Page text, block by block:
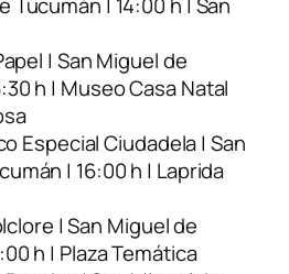
| San Miguel de
h | Museo Casa Natal
Especial Ciudadela | San
| 16:00 h | Laprida
| San Miguel de
h | Plaza Temática